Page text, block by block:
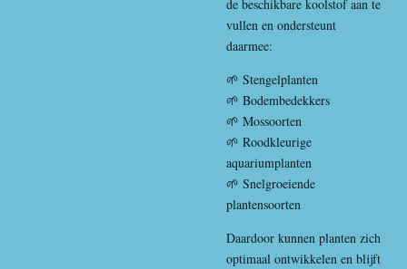
de beschikbare koolstof aan te
vullen en ondersteunt
daarmee:
🌱 Stengelplanten
🌱 Bodembedekkers
🌱 Mossoorten
🌱 Roodkleurige
aquariumplanten
🌱 Snelgroeiende
plantensoorten
Daardoor kunnen planten zich
optimaal ontwikkelen en blijft